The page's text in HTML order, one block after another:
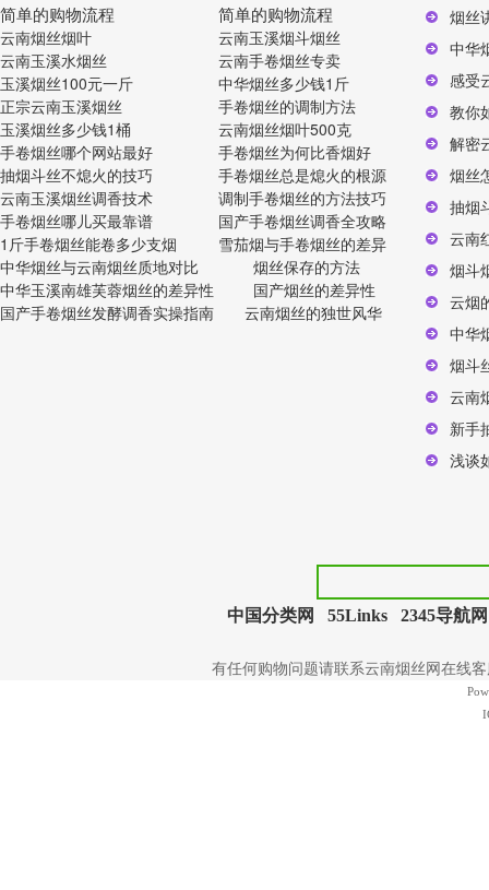
简单的购物流程
云南烟丝烟叶
云南玉溪水烟丝
玉溪烟丝100元一斤
正宗云南玉溪烟丝
玉溪烟丝多少钱1桶
手卷烟丝哪个网站最好
抽烟斗丝不熄火的技巧
云南玉溪烟丝调香技术
手卷烟丝哪儿买最靠谱
1斤手卷烟丝能卷多少支烟
中华烟丝与云南烟丝质地对比
中华玉溪南雄芙蓉烟丝的差异性
国产手卷烟丝发酵调香实操指南
简单的购物流程
云南玉溪烟斗烟丝
云南手卷烟丝专卖
中华烟丝多少钱1斤
手卷烟丝的调制方法
云南烟丝烟叶500克
手卷烟丝为何比香烟好
手卷烟丝总是熄火的根源
调制手卷烟丝的方法技巧
国产手卷烟丝调香全攻略
雪茄烟与手卷烟丝的差异
烟丝保存的方法
国产烟丝的差异性
云南烟丝的独世风华
烟丝
中华
感受
教你
解密
烟丝
抽烟
云南
烟斗
云烟
中华
烟斗
云南
新手
浅谈
中国分类网 55Links 2345导航网
有任何购物问题请联系云南烟丝网在线